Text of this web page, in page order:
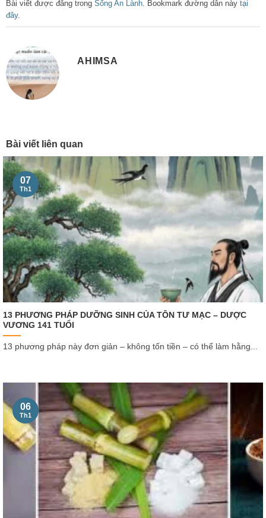
Bài viết được đăng trong Sống An Lành. Bookmark đường dẫn này tại
đây.
AHIMSA
Bài viết liên quan
13 PHƯƠNG PHÁP DƯỠNG SINH CỦA TÔN TƯ MẠC – DƯỢC
VƯƠNG 141 TUỔI
13 phương pháp này đơn giản – không tốn tiền – có thể làm hằng...
07
Th1
06
Th1